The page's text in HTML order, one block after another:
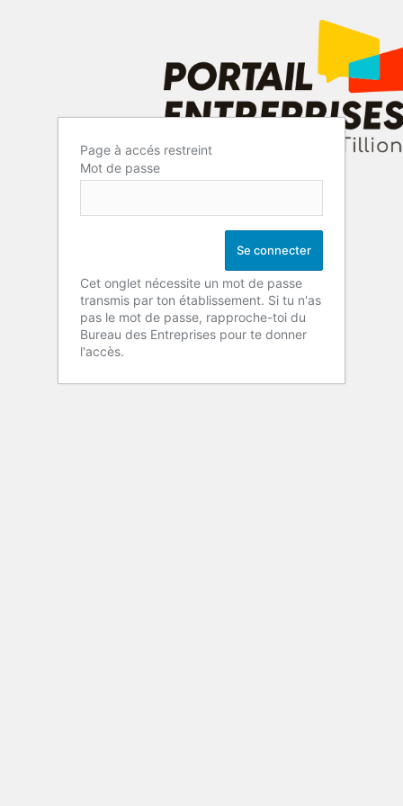
Page à accés restreint
Mot de passe
Cet onglet nécessite un mot de passe
transmis par ton établissement. Si tu n'as
pas le mot de passe, rapproche-toi du
Bureau des Entreprises pour te donner
l'accès.